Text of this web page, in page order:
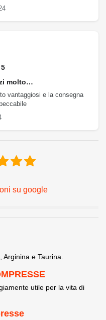
molto…
vantaggiosi e la consegna
su google
e Taurina.
utile per la vita di